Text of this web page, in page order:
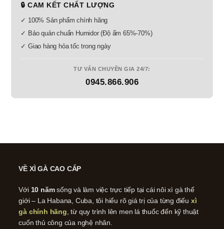
🔒 CAM KẾT CHẤT LƯỢNG
✓ 100% Sản phẩm chính hãng
✓ Bảo quản chuẩn Humidor (Độ ẩm 65%-70%)
✓ Giao hàng hỏa tốc trong ngày
TƯ VẤN CHUYÊN GIA 24/7:
0945.866.906
VỀ XÌ GÀ CAO CẤP
Với 10 nămsống và làm việc trực tiếp tại cái nôi xì gà thế
giới – La Habana, Cuba, tôi hiểu rõ giá trị của từng điếu xì
gà chính hãng , từ quy trình lên men lá thuốc đến kỹ thuật
cuốn thủ công của nghệ nhân.